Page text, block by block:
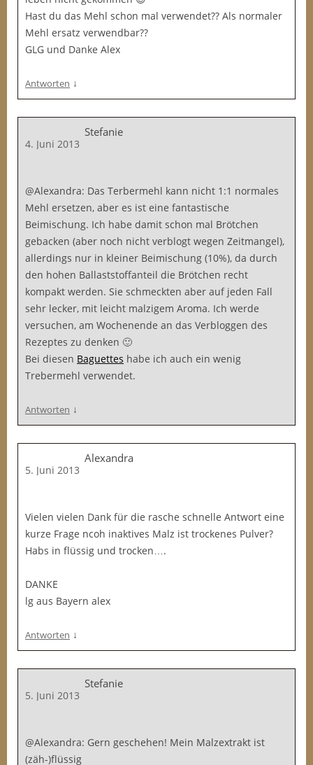
Hast du das Mehl schon mal verwendet?? Als normaler
Mehl ersatz verwendbar??
GLG und Danke Alex
Antworten ↓
Stefanie
4. Juni 2013
@Alexandra: Das Terbermehl kann nicht 1:1 normales
Mehl ersetzen, aber es ist eine fantastische
Beimischung. Ich habe damit schon mal Brötchen
gebacken (aber noch nicht verblogt wegen Zeitmangel),
allerdings nur in kleiner Beimischung (10%), da durch
den hohen Ballaststoffanteil die Brötchen recht
kompakt werden. Sie schmeckten aber auf jeden Fall
sehr lecker, mit leicht malzigem Aroma. Ich werde
versuchen, am Wochenende an das Verbloggen des
Rezeptes zu denken 🙂
Bei diesen Baguettes habe ich auch ein wenig
Trebermehl verwendet.
Antworten ↓
Alexandra
5. Juni 2013
Vielen vielen Dank für die rasche schnelle Antwort eine
kurze Frage ncoh inaktives Malz ist trockenes Pulver?
Habs in flüssig und trocken….
DANKE
lg aus Bayern alex
Antworten ↓
Stefanie
5. Juni 2013
@Alexandra: Gern geschehen! Mein Malzextrakt ist
(zäh-)flüssig